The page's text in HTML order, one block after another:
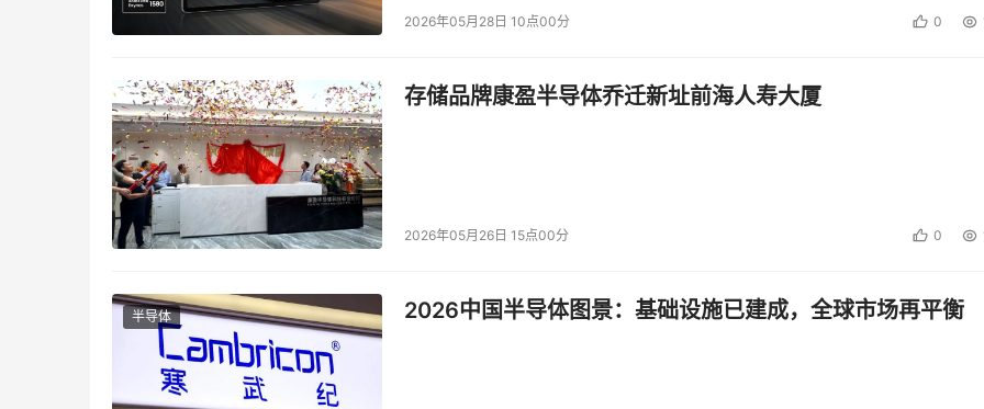
2026年05月28日 10点00分 0
存储品牌康盈半导体乔迁新址前海人寿大厦
2026年05月26日 15点00分 0
半导体 2026中国半导体图景：基础设施已建成，全球市场再平衡